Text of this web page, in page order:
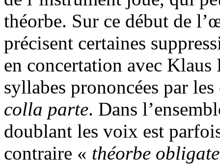
théorbe. Sur ce début de
précisent certaines
en concertation avec
syllabes prononcées par
colla parte. Dans
doublant les voix est
contraire « théorbe